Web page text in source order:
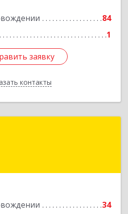
84
1
заявку
контакты
заявку
Назад
34
обл, Долгопрудный г,